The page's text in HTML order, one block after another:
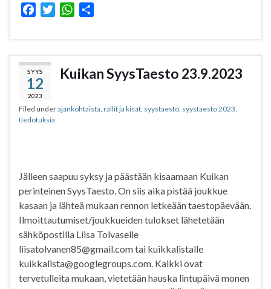
c
e
b
o
o
k
i
t
W
a
t
s
A
p
a
r
SYYS
12
2023
Kuikan SyysTaesto 23.9.2023
Filed underajankohtaista rallit ja kisat syystaesto syystaesto 2023
tiedotuksia
Jälleen saapuu syksy ja päästään kisaamaan Kuikan
perinteinen SyysTaesto. On siis aika pistää joukkue
kasaan ja lähteä mukaan rennon letkeään taestopäevään.
Ilmoittautumiset/joukkueiden tulokset lähetetään
sähköpostilla Liisa Tolvaselle
liisatolvanen85@gmail.com tai kuikkalistalle
kuikkalista@googlegroups.com. Kaikki ovat
tervetulleita mukaan, vietetään hauska lintupäivä monen